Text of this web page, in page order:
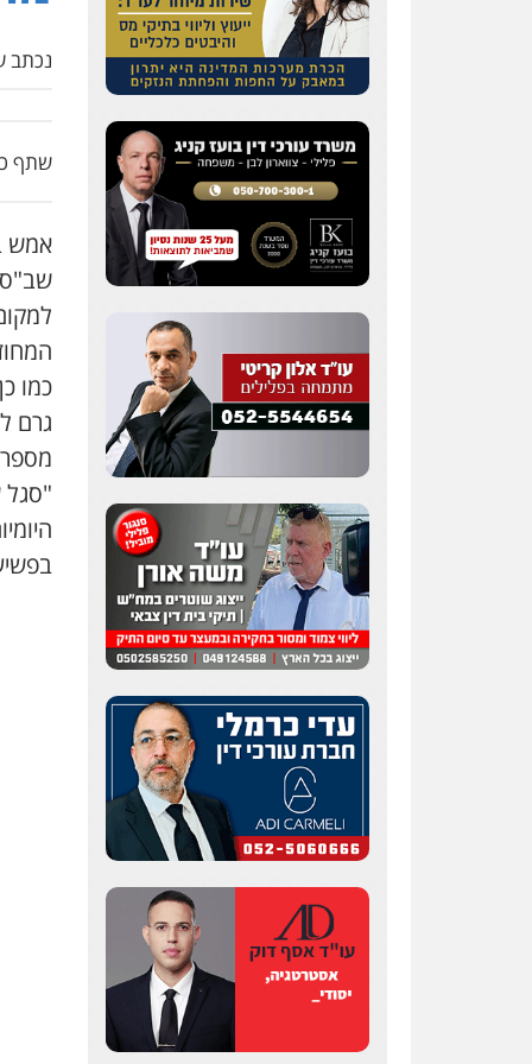
0505078733
עו"ד קארין לגטיוי
פלילי פשיעה חמורה
0507446995
פלילי צווארון לבן מעצרים
הליכי הסגרה
עו"ד רועי אטיאס
משפט פלילי פשיעה
חמורה צווארון לבן
525043999
עו"ד אסף כהן
פלילי פשיעה חמורה סמים
והימורים מעצרים וחקירות
0526555488
משרד עורכי דין טאי
שרקי
מרב"ד
0547556464
עו"ד אילן אלימלך
פלילי פשיעה חמורה
תעבורה אסירים
0522992110
עו"ד שאדי נאטור
פלילי פשיעה חמורה
מעצרים וחקירות
נכתב
שתף
שב"ס (10
כמו
גרם
מספר
"סגל